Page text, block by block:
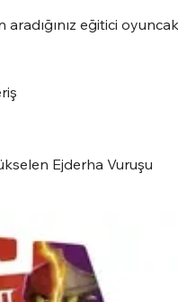
aradığınız eğitici
Ejderha Vuruşu